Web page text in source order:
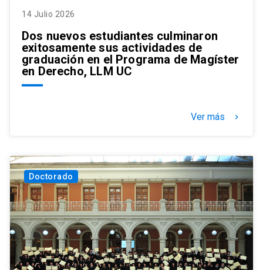
14 Julio 2026
Dos nuevos estudiantes culminaron
exitosamente sus actividades de
graduación en el Programa de Magíster
en Derecho, LLM UC
Ver más keyboard_arrow_right
Doctorado